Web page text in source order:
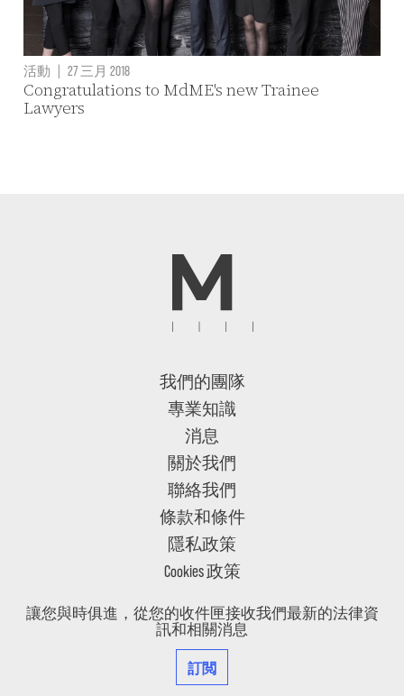
活動 | 27 三月 2018
Congratulations to MdME's new Trainee
Lawyers
我們的團隊
專業知識
消息
關於我們
聯絡我們
條款和條件
隱私政策
Cookies 政策
讓您與時俱進，從您的收件匣接收我們最新的法律資
訊和相關消息
訂閲